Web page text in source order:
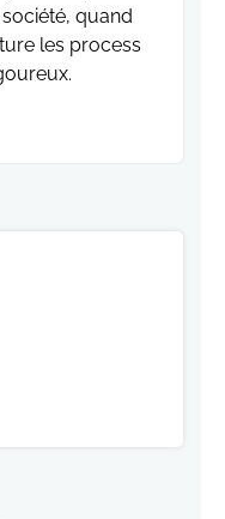
quand
les process